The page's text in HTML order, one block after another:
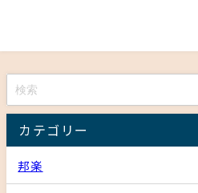
カテゴリー
邦楽